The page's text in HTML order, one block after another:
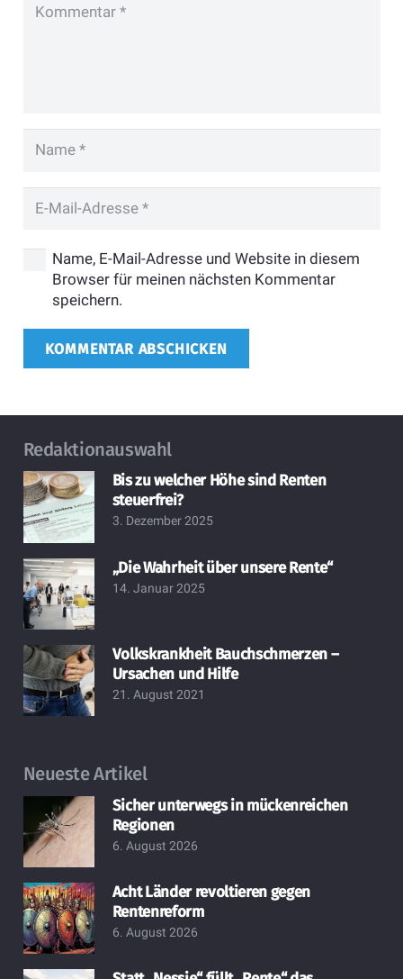
Name, E-Mail-Adresse und Website in diesem
Browser für meinen nächsten Kommentar
speichern.
KOMMENTAR ABSCHICKEN
Redaktionauswahl
Bis zu welcher Höhe sind Renten
steuerfrei?
3. Dezember 2025
„Die Wahrheit über unsere Rente“
14. Januar 2025
Volkskrankheit Bauchschmerzen –
Ursachen und Hilfe
21. August 2021
Neueste Artikel
Sicher unterwegs in mückenreichen
Regionen
6. August 2026
Acht Länder revoltieren gegen
Rentenreform
6. August 2026